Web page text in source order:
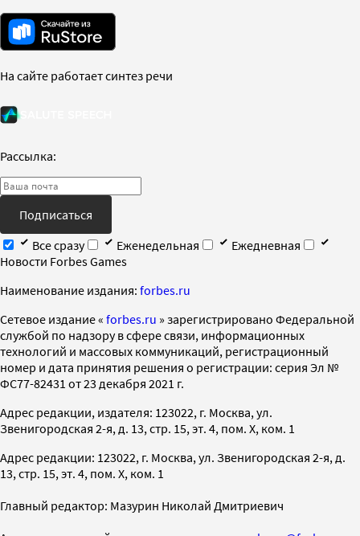
На сайте работает синтез речи
Рассылка:
Подписаться
Все сразу
Еженедельная
Ежедневная
Новости Forbes Games
Наименование издания: forbes.ru
Cетевое издание « forbes.ru » зарегистрировано Федеральной
службой по надзору в сфере связи, информационных
технологий и массовых коммуникаций, регистрационный
номер и дата принятия решения о регистрации: серия Эл №
ФС77-82431 от 23 декабря 2021 г.
Адрес редакции, издателя: 123022, г. Москва, ул.
Звенигородская 2-я, д. 13, стр. 15, эт. 4, пом. X, ком. 1
Адрес редакции: 123022, г. Москва, ул. Звенигородская 2-я, д.
13, стр. 15, эт. 4, пом. X, ком. 1
Главный редактор: Мазурин Николай Дмитриевич